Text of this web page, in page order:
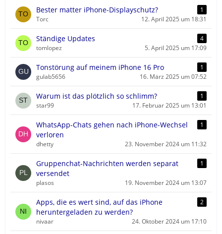
Bester matter iPhone-Displayschutz?
1
Torc
12. April 2025 um 18:31
Ständige Updates
4
tomlopez
5. April 2025 um 17:09
Tonstörung auf meinem iPhone 16 Pro
1
gulab5656
16. März 2025 um 07:52
Warum ist das plötzlich so schlimm?
1
star99
17. Februar 2025 um 13:01
WhatsApp-Chats gehen nach iPhone-Wechsel
verloren
1
dhetty 23. November 2024 um 11:32
Gruppenchat-Nachrichten werden separat
versendet
1
plasos 19. November 2024 um 13:07
Apps, die es wert sind, auf das iPhone
heruntergeladen zu werden?
2
nivaar 24. Oktober 2024 um 17:10